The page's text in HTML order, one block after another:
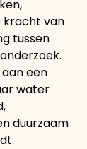
kracht van
tussen
een
water
duurzaam